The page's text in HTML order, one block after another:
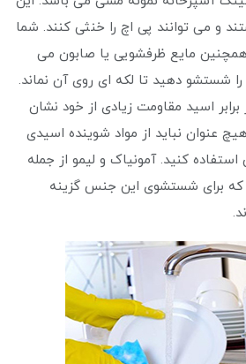
و می ‌توانند پی اچ را خنثی کنند. شما
همچنین مایع ظرفشویی یا صابون می
را شستشو دهید تا لکه ای روی آن نماند.
اسید مقاومت زیادی از خود نشان
عنوان نباید از مواد شوینده اسیدی
کنید. آمونیاک و لیمو از جمله
برای شستشوی این جنس گزینه